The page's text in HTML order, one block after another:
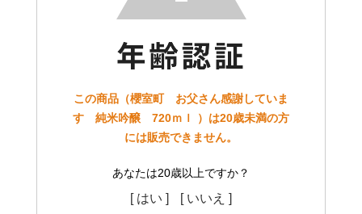
この商品（櫻室町 お父さん感謝していま
す 純米吟醸 720ｍｌ ）は20歳未満の方
には販売できません。
あなたは20歳以上ですか？
[ はい ] [ いいえ ]